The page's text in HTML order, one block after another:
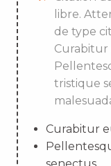
libre.
de type
Curabitur
tristique
Curabitur